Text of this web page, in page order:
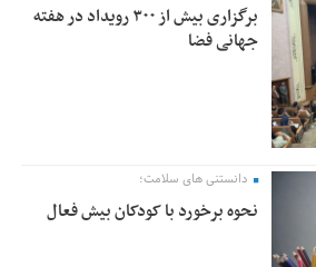
برگزاری بیش از ۳۰۰ رویداد در هفته
جهانی فضا
دانستنی های سلامت؛
نحوه برخورد با کودکان بیش فعال